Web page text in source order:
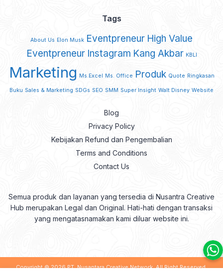
Tags
About Us Elon Musk Eventpreneur High Value
Eventpreneur Instagram Kang Akbar KBLI
Marketing Ms.Excel Ms. Office Produk Quote Ringkasan
Buku Sales & Marketing SDGs SEO SMM Super Insight Walt Disney Website
Blog
Privacy Policy
Kebijakan Refund dan Pengembalian
Terms and Conditions
Contact Us
Semua produk dan layanan yang tersedia di Nusantra Creative
Hub merupakan Legal dan Original. Hati-hati dengan transaksi
yang mengatasnamakan kami diluar website ini.
Copyright © 2026PT. Nusantara Creative Network. All Right Reserved.